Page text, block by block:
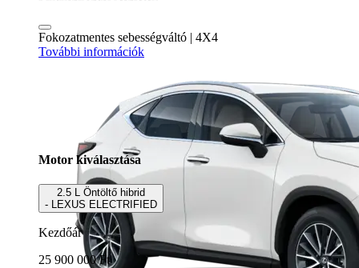
Fokozatmentes sebességváltó | 4X4
További információk
Motor kiválasztása
2.5 L Öntöltő hibrid
- LEXUS ELECTRIFIED
Kezdőár
25 900 000 Ft